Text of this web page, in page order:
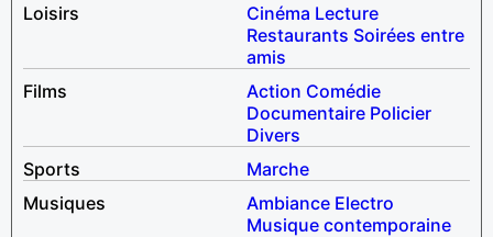
Loisirs
Cinéma Lecture
Restaurants Soirées entre
amis
Films
Action Comédie
Documentaire Policier
Divers
Sports
Marche
Musiques
Ambiance Electro
Musique contemporaine